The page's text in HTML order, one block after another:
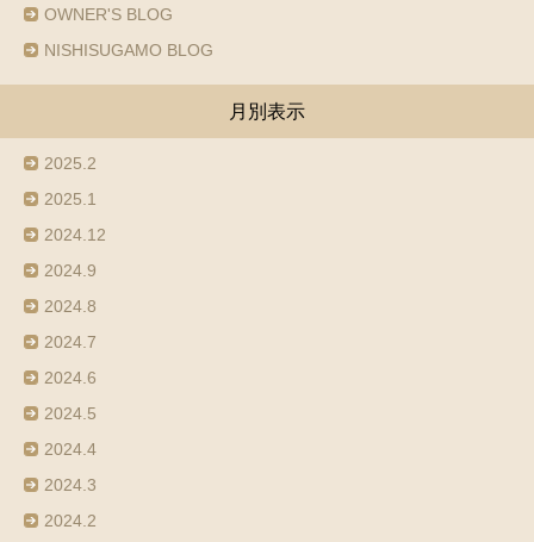
OWNER'S BLOG
NISHISUGAMO BLOG
月別表示
2025.2
2025.1
2024.12
2024.9
2024.8
2024.7
2024.6
2024.5
2024.4
2024.3
2024.2